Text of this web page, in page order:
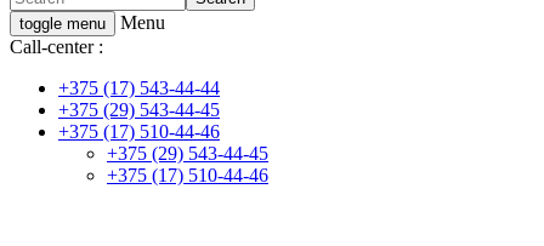
toggle menu
Menu
Call-center :
+375 (17) 543-44-44
+375 (29) 543-44-45
+375 (17) 510-44-46
+375 (29) 543-44-45
+375 (17) 510-44-46